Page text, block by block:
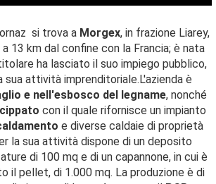
si trova a Morgex, in frazione Liarey,
13 km dal confine con la Francia; è nata
ha lasciato il suo impiego pubblico,
sua attività imprenditoriale.L'azienda è
e nell'esbosco del legname, nonché
cippato con il quale rifornisce un impianto
e diverse caldaie di proprietà
la sua attività dispone di un deposito
di 100 mq e di un capannone, in cui è
il pellet, di 1.000 mq. La produzione è di